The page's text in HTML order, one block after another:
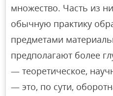
множество. Часть из
обычную практику
предметами
предполагают более
— теоретическое,
— это, по сути,